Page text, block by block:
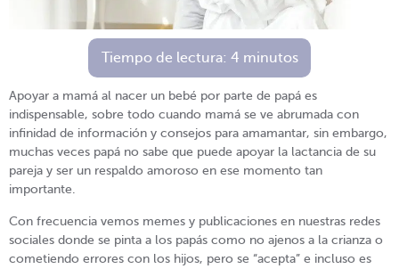
Tiempo de lectura: 4 minutos
Apoyar a mamá al nacer un bebé por parte de papá es
indispensable, sobre todo cuando mamá se ve abrumada con
infinidad de información y consejos para amamantar, sin embargo,
muchas veces papá no sabe que puede apoyar la lactancia de su
pareja y ser un respaldo amoroso en ese momento tan
importante.
Con frecuencia vemos memes y publicaciones en nuestras redes
sociales donde se pinta a los papás como no ajenos a la crianza o
cometiendo errores con los hijos, pero se “acepta” e incluso es